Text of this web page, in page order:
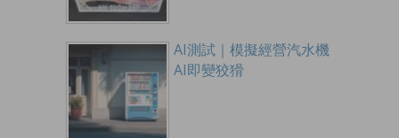
AI測試｜模擬經營汽水機
AI即變狡猾